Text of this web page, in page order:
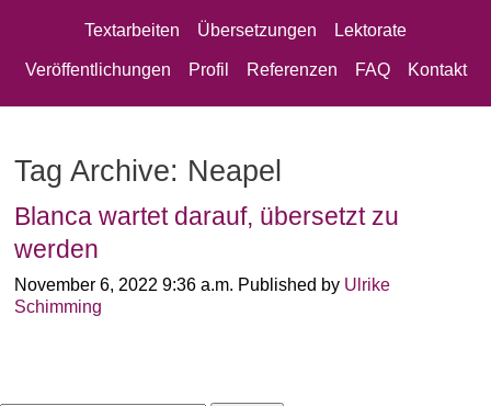
Textarbeiten Übersetzungen Lektorate
Veröffentlichungen Profil Referenzen FAQ Kontakt
Tag Archive: Neapel
Blanca wartet darauf, übersetzt zu
werden
November 6, 2022 9:36 a.m. Published by Ulrike
Schimming